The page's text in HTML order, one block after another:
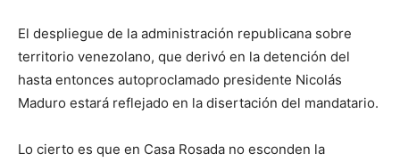
El despliegue de la administración republicana sobre
territorio venezolano, que derivó en la detención del
hasta entonces autoproclamado presidente Nicolás
Maduro estará reflejado en la disertación del mandatario.
Lo cierto es que en Casa Rosada no esconden la